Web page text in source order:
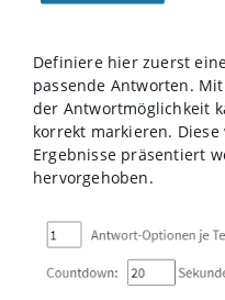
Definiere hier zuerst
passende Antworten.
der Antwortmöglichkeit
korrekt markieren.
Ergebnisse präsentiert
hervorgehoben.